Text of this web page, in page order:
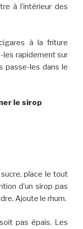
à l’intérieur des
à la friture
les rapidement sur
passe-les dans le
le sirop
sucre, place le tout
d’un sirop pas
Ajoute le rhum.
pas épais. Les